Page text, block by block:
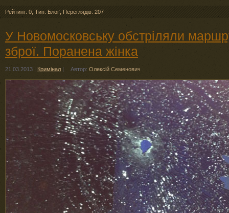
Рейтинг: 0 Тип: Блоґ Переглядів: 207
У Новомосковську обстріляли
зброї. Поранена жінка
21.03.2013 | Кримінал | Автор: Олексій Семенович